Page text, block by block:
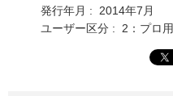
発行年月 : 2014年7月
ユーザー区分 : 2：プロ用